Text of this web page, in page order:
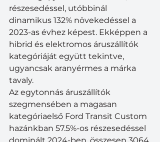
részesedéssel, utóbbinál
dinamikus 132% növekedéssel a
2023-as évhez képest. Ekképpen a
hibrid és elektromos áruszállítók
kategóriáját együtt tekintve,
ugyancsak aranyérmes a márka
tavaly.
Az egytonnás áruszállítók
szegmensében a magasan
kategóriaelső Ford Transit Custom
hazánkban 57.5%-os részesedéssel